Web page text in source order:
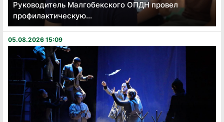
Руководитель Малгобекского ОПДН провел
профилактическую...
05.08.2026 15:09